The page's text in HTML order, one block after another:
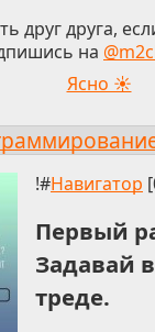
друг друга,
на
Ясно ☀
!#Навигатор
Первый
Задавай
треде.